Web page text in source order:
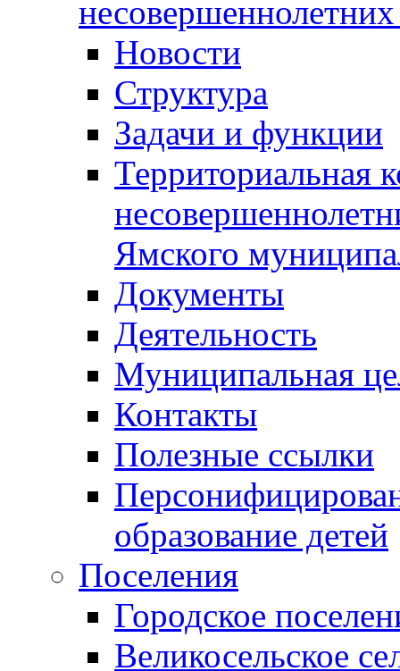
Новости
Структура
Задачи и функции
Территориальная
Ямского
Документы
Деятельность
Муниципальная
Контакты
Полезные ссылки
образование детей
Поселения
Городское
Великосельское